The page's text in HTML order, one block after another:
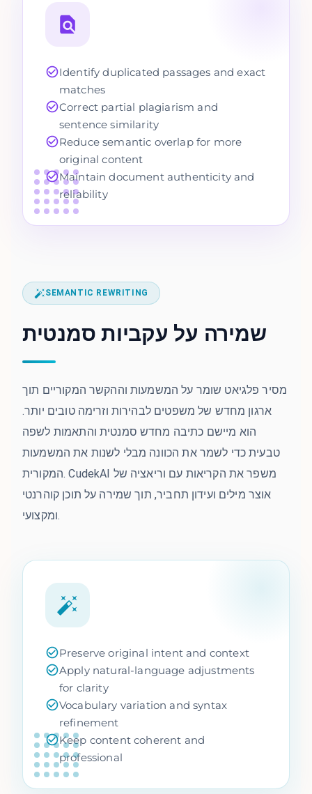
Identify duplicated passages and exact
matches
Correct partial plagiarism and
sentence similarity
Reduce semantic overlap for more
original content
Maintain document authenticity and
reliability
Preserve original intent and context
Apply natural-language adjustments
for clarity
Vocabulary variation and syntax
refinement
Keep content coherent and
professional
SEMANTIC REWRITING
שמירה על עקביות סמנטית
מסיר פלגיאט שומר על המשמעות וההקשר המקוריים תוך
ארגון מחדש של משפטים לבהירות וזרימה טובים יותר.
הוא מיישם כתיבה מחדש סמנטית והתאמות לשפה
טבעית כדי לשמר את הכוונה מבלי לשנות את המשמעות
המקורית. CudekAI משפר את הקריאות עם וריאציה של
אוצר מילים ועידון תחביר, תוך שמירה על תוכן קוהרנטי
ומקצועי.